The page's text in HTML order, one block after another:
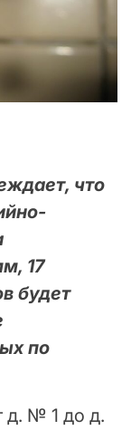
что
17
будет
по
д. № 1 до д.